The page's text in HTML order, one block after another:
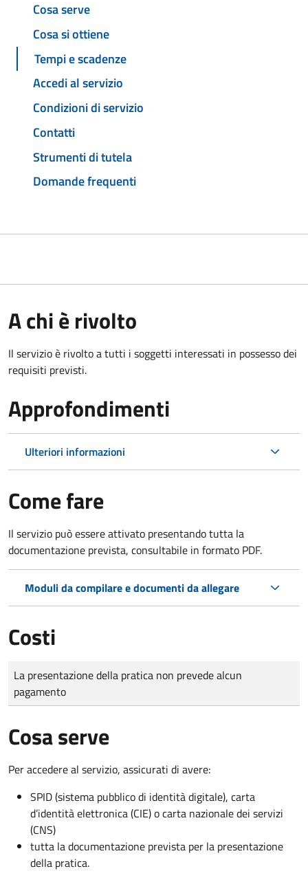
Cosa serve
Cosa si ottiene
Tempi e scadenze
Accedi al servizio
Condizioni di servizio
Contatti
Strumenti di tutela
Domande frequenti
A chi è rivolto
Il servizio è rivolto a tutti i soggetti interessati in possesso dei
requisiti previsti.
Approfondimenti
Ulteriori informazioni
Come fare
Il servizio può essere attivato presentando tutta la
documentazione prevista, consultabile in formato PDF.
Moduli da compilare e documenti da allegare
Costi
Tipo di pagamento
Importo
La presentazione della pratica non prevede alcun
pagamento
Cosa serve
Per accedere al servizio, assicurati di avere:
SPID (sistema pubblico di identità digitale), carta
d’identità elettronica (CIE) o carta nazionale dei servizi
(CNS)
tutta la documentazione prevista per la presentazione
della pratica.